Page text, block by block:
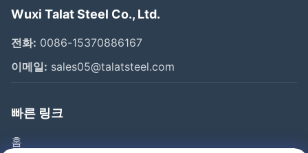
Wuxi Talat Steel Co., Ltd.
전화: 0086-15370886167
이메일: sales05@talatsteel.com
빠른 링크
홈